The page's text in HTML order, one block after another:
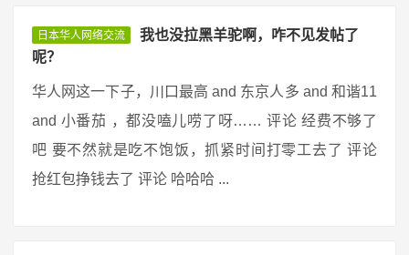
日本华人网络交流
我也没拉黑羊驼啊，咋不见发帖了
呢？
华人网这一下子，川口最高 and 东京人多 and 和谐11
and 小番茄 ，都没嗑儿唠了呀…… 评论 经费不够了
吧 要不然就是吃不饱饭，抓紧时间打零工去了 评论
抢红包挣钱去了 评论 哈哈哈 ...